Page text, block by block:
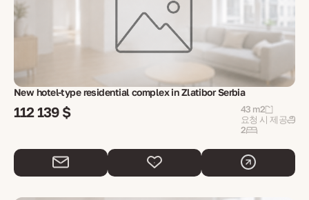
New hotel-type residential complex in Zlatibor Serbia
112 139 $
43 m2
요청 시 제공
2